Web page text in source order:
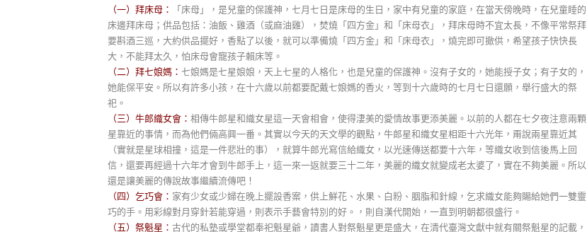
（一）拜床母：
「床母」，是兒童的保護神，七月七日是床母的生日，家中有兒童的家庭，在當天傍晚時，在兒童睡的
床邊拜床母；供品包括：油飯、雞酒（或麻油雞），焚燒「四方金」和「床母衣」，拜床母時不宜太長，不像平常祭拜
要斟酒三巡，大約供品擺好，香點了以後，就可以準備燒「四方金」和「床母衣」，燒完即可撤供，希望孩子快快長
大，不能拜太久，怕床母會寵孩子賴床等。
（二）拜七娘媽： 七娘媽是七星娘娘，天上七星的人格化，也是兒童的保護神。沒有子女的，她能授子女；有子女的，
她能保平安。所以有許多小孩，在十六歲以前都要配戴七娘媽的香火，等到十六歲時的七月七日還願，舉行盛大的祭
祀。
（三）牛郎織女會： 相傳牛郎星和織女星這一天會相會，使得淒美的愛情故事更添美麗。以前的人都在七夕夜注意兩顆
星靠近的事情，而為他們倆高興一番。其實以今天的天文學的觀點，牛郎星和織女星相距十六光年，甭說兩星靠近其
（實就是星球相撞，這是一件悲壯的事），就算牛郎光寫信給織女，以光速傳送都要十六年，等織女收到信後馬上回
信，還要再經過十六年才會到牛郎手上，這一來一返就要三十二年，美麗的織女就變成老太婆了，實在不夠美麗。所以
還是讓美麗的傳說故事繼續流傳吧！
（四）乞巧會： 家有少女或少婦在晚上擺設香案，供上鮮花、水果、白粉、胭脂和針線，乞求織女能夠賜給她們一雙靈
巧的手。用彩線對月穿針若能穿過，則表示手藝會特別的好。，則自漢代開始，一直到明朝都很盛行。
（五）祭魁星： 古代的私塾或學堂都奉祀魁星爺，讀書人對祭魁星更是盛大，在清代臺灣文獻中就有關祭魁星的記載，